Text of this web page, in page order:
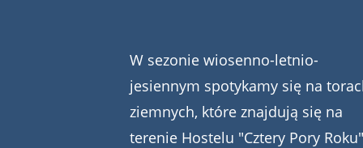
W sezonie wiosenno-letnio-
jesiennym spotykamy się na
ziemnych, które znajdują się na
terenie Hostelu "Cztery Pory Roku"